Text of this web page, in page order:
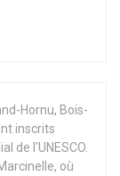
Hornu, Bois-
inscrits
de l'UNESCO.
où